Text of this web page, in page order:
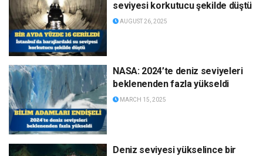
seviyesi korkutucu şekilde düştü
AUGUST 26, 2025
NASA: 2024’te deniz seviyeleri
beklenenden fazla yükseldi
MARCH 15, 2025
Deniz seviyesi yükselince bir